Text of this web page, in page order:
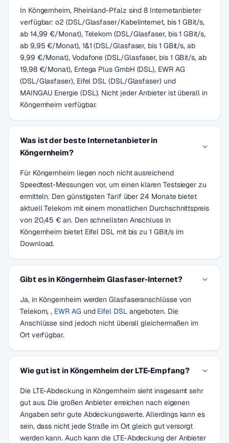
In Köngernheim, Rheinland-Pfalz sind 8 Internetanbieter
verfügbar: o2 (DSL/Glasfaser/Kabelinternet, bis 1 GBit/s,
ab 14,99 €/Monat), Telekom (DSL/Glasfaser, bis 1 GBit/s,
ab 9,95 €/Monat), 1&1 (DSL/Glasfaser, bis 1 GBit/s, ab
9,99 €/Monat), Vodafone (DSL/Glasfaser, bis 1 GBit/s, ab
19,98 €/Monat), Entega Plus GmbH (DSL), EWR AG
(DSL/Glasfaser), Eifel DSL (DSL/Glasfaser) und
MAINGAU Energie (DSL). Nicht jeder Anbieter ist überall in
Köngernheim verfügbar.
Was ist der beste Internetanbieter in
Köngernheim?
Für Köngernheim liegen noch nicht ausreichend
Speedtest-Messungen vor, um einen klaren Testsieger zu
ermitteln. Den günstigsten Tarif über 24 Monate bietet
aktuell Telekom mit einem monatlichen Durchschnittspreis
von 20,45 € an. Den schnellsten Anschluss in
Köngernheim bietet Eifel DSL mit bis zu 1 GBit/s im
Download.
Gibt es in Köngernheim Glasfaser-Internet?
Ja, in Köngernheim werden Glasfaseranschlüsse von
Telekom, , EWR AG und Eifel DSLangeboten. Die
Anschlüsse sind jedoch nicht überall gleichermaßen im
Ort verfügbar.
Wie gut ist in Köngernheim der LTE-Empfang?
Die LTE-Abdeckung in Köngernheim sieht insgesamt sehr
gut aus. Die großen Anbieter erreichen nach eigenen
Angaben sehr gute Abdeckungswerte. Allerdings kann es
sein, dass nicht jede Straße im Ort gleich gut versorgt
werden kann. Auch kann die LTE-Abdeckung der Anbieter